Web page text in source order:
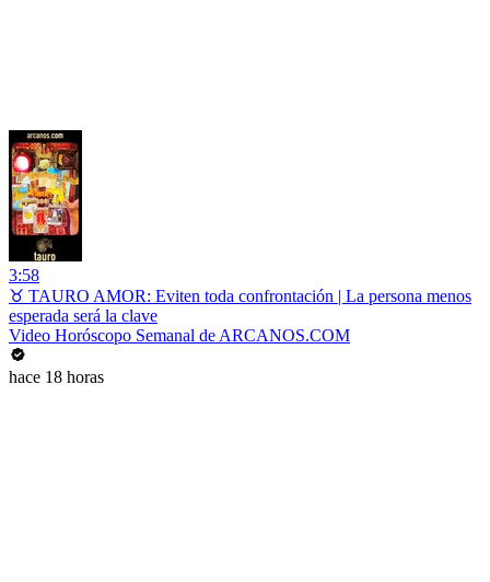
3:58
♉ TAURO AMOR: Eviten toda confrontación | La persona menos
esperada será la clave
Video Horóscopo Semanal de ARCANOS.COM
hace 18 horas